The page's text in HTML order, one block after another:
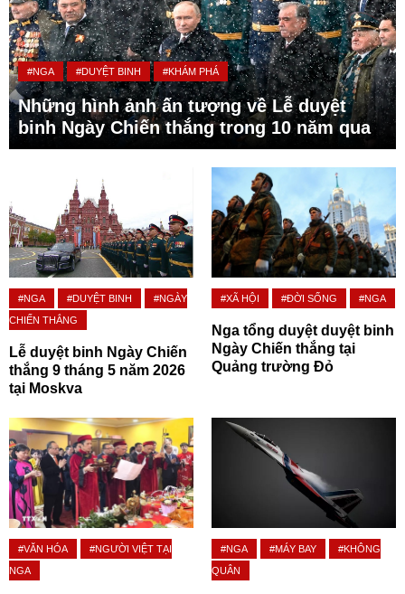
#NGA #DUYỆT BINH #KHÁM PHÁ
Những hình ảnh ấn tượng về Lễ duyệt
binh Ngày Chiến thắng trong 10 năm qua
#NGA #DUYỆT BINH
#NGÀY
CHIẾN THẮNG
Lễ duyệt binh Ngày Chiến
thắng 9 tháng 5 năm 2026
tại Moskva
#XÃ HỘI #ĐỜI SỐNG #NGA
Nga tổng duyệt duyệt binh
Ngày Chiến thắng tại
Quảng trường Đỏ
#VĂN HÓA
#NGƯỜI VIỆT TẠI
NGA
#NGA #MÁY BAY
#KHÔNG
QUÂN